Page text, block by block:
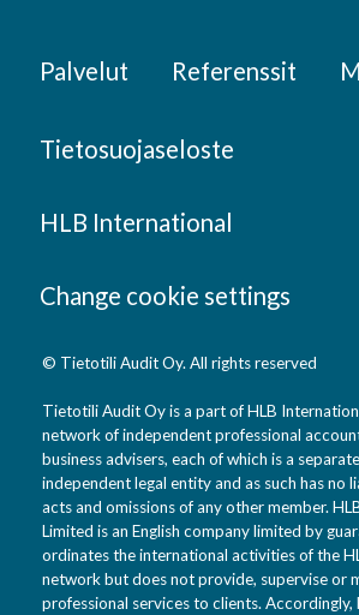
Palvelut Referenssit
Tietosuojaseloste
HLB International
Change cookie settings
© Tietotili Audit Oy. All rights reserved
Tietotili Audit Oy is a part of HLB
network of independent professional
business advisers, each of which is a
independent legal entity and as such has no
acts and omissions of any other member.
Limited is an English company limited by
ordinates the international activities of the
network but does not provide, supervise or
professional services to clients. Accordingly,